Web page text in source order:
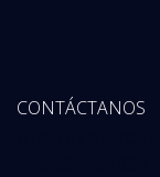
CONTÁCTANOS